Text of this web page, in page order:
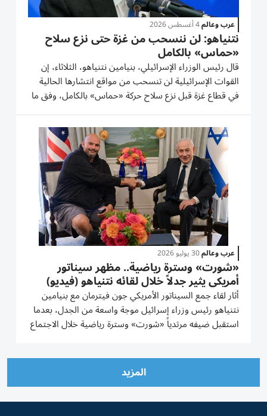
عرب وعالم4 أغسطس 2026
نتنياهو: لن ننسحب من غزة حتى نزع سلاح
«حماس» بالكامل
قال رئيس الوزراء الإسرائيلي، بنيامين نتنياهو، الثلاثاء، إن
القوات الإسرائيلية لن تنسحب من مواقع انتشارها الحالية
في قطاع غزة قبل نزع سلاح حركة «حماس» بالكامل، وفق ما
نقلته وكالة «أسوشييتد برس». وفي تصريحات نشرها عبر
وسائل التواصل الاجتماعي، ألمح نتنياهو إلى وجود خلافات...
عرب وعالم30 يوليو 2026
«شورت» وسترة رياضية.. مظهر سيناتور
أمريكي يثير جدلاً خلال لقائه نتنياهو (فيديو)
أثار لقاء جمع السيناتور الأمريكي جون فيترمان مع بنيامين
نتنياهو رئيس وزراء إسرائيل موجة واسعة من الجدل، بعدما
استقبل ضيفه مرتدياً «شورت» وسترة رياضية خلال الاجتماع
المزيد